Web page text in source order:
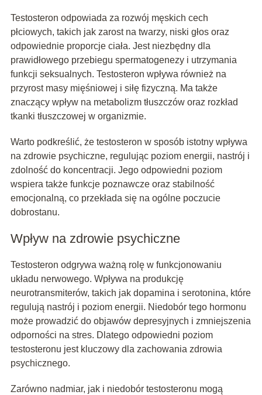
Testosteron odpowiada za rozwój męskich cech
płciowych, takich jak zarost na twarzy, niski głos oraz
odpowiednie proporcje ciała. Jest niezbędny dla
prawidłowego przebiegu spermatogenezy i utrzymania
funkcji seksualnych. Testosteron wpływa również na
przyrost masy mięśniowej i siłę fizyczną. Ma także
znaczący wpływ na metabolizm tłuszczów oraz rozkład
tkanki tłuszczowej w organizmie.
Warto podkreślić, że testosteron w sposób istotny wpływa
na zdrowie psychiczne, regulując poziom energii, nastrój i
zdolność do koncentracji. Jego odpowiedni poziom
wspiera także funkcje poznawcze oraz stabilność
emocjonalną, co przekłada się na ogólne poczucie
dobrostanu.
Wpływ na zdrowie psychiczne
Testosteron odgrywa ważną rolę w funkcjonowaniu
układu nerwowego. Wpływa na produkcję
neurotransmiterów, takich jak dopamina i serotonina, które
regulują nastrój i poziom energii. Niedobór tego hormonu
może prowadzić do objawów depresyjnych i zmniejszenia
odporności na stres. Dlatego odpowiedni poziom
testosteronu jest kluczowy dla zachowania zdrowia
psychicznego.
Zarówno nadmiar, jak i niedobór testosteronu mogą